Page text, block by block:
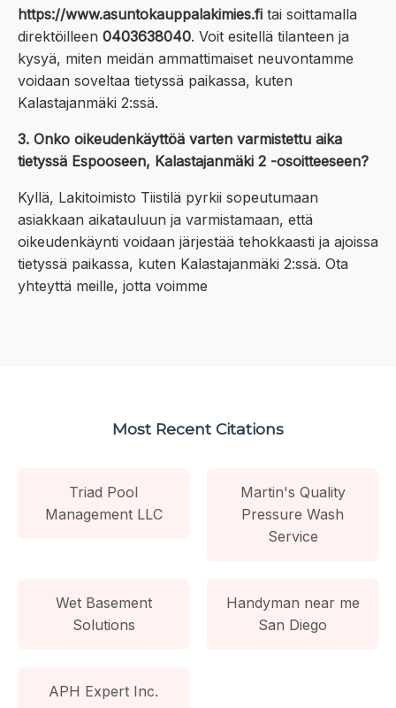
https://www.asuntokauppalakimies.fi tai soittamalla
direktöilleen 0403638040. Voit esitellä tilanteen ja
kysyä, miten meidän ammattimaiset neuvontamme
voidaan soveltaa tietyssä paikassa, kuten
Kalastajanmäki 2:ssä.
3. Onko oikeudenkäyttöä varten varmistettu aika
tietyssä Espooseen, Kalastajanmäki 2 -osoitteeseen?
Kyllä, Lakitoimisto Tiistilä pyrkii sopeutumaan
asiakkaan aikatauluun ja varmistamaan, että
oikeudenkäynti voidaan järjestää tehokkaasti ja ajoissa
tietyssä paikassa, kuten Kalastajanmäki 2:ssä. Ota
yhteyttä meille, jotta voimme
Most Recent Citations
Triad Pool
Management LLC
Martin's Quality
Pressure Wash
Service
Wet Basement
Solutions
Handyman near me
San Diego
APH Expert Inc.